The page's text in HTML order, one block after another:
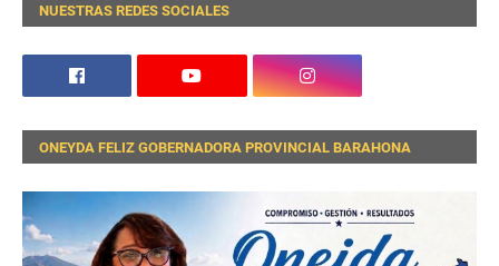
NUESTRAS REDES SOCIALES
ONEYDA FELIZ GOBERNADORA PROVINCIAL BARAHONA